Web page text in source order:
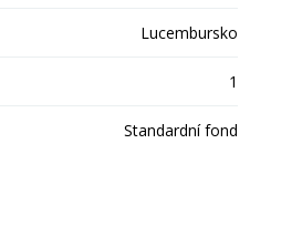
Lucembursko
1
Standardní fond